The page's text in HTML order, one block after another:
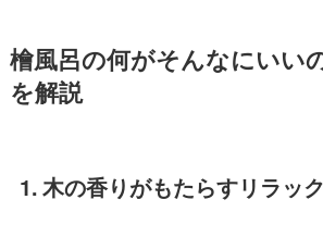
檜風呂の何がそんなにいい
を解説
1. 木の香りがもたらすリラッ